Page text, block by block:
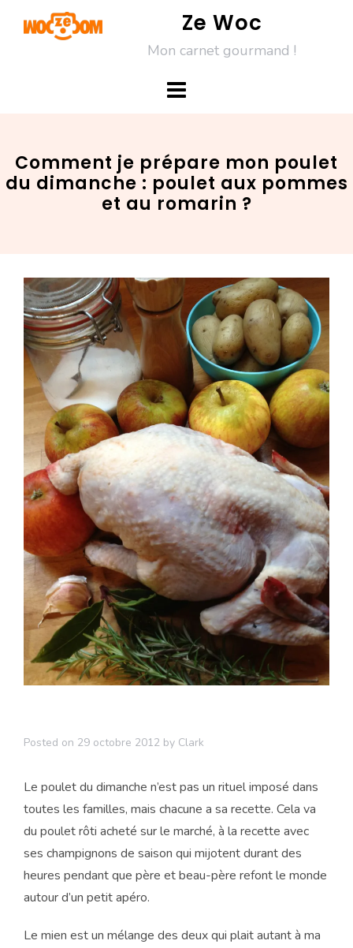
Ze Woc
Mon carnet gourmand !
Comment je prépare mon poulet
du dimanche : poulet aux pommes
et au romarin ?
Posted on 29 octobre 2012 by Clark
Le poulet du dimanche n’est pas un rituel imposé dans
toutes les familles, mais chacune a sa recette. Cela va
du poulet rôti acheté sur le marché, à la recette avec
ses champignons de saison qui mijotent durant des
heures pendant que père et beau-père refont le monde
autour d’un petit apéro.
Le mien est un mélange des deux qui plait autant à ma